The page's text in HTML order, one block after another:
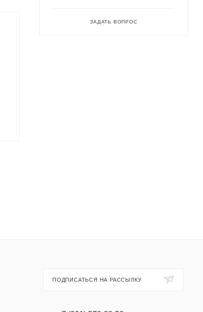
ЗАДАТЬ ВОПРОС
ПОДПИСАТЬСЯ НА РАССЫЛКУ